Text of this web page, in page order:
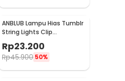
ANBLUB Lampu Hias Tumblr
String Lights Clip
Waterproof 20 LED 2M -
0606
Rp23.200
Rp45.900 50%